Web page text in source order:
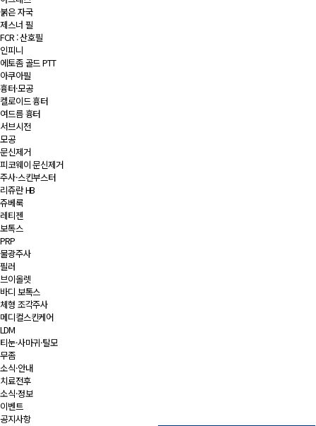
붉은 자국
제스너 필
FCR : 산호필
인피니
에토좀 골드 PTT
아쿠아필
흉터·모공
켈로이드 흉터
여드름 흉터
서브시전
모공
문신제거
피코웨이 문신제거
주사·스킨부스터
리쥬란 HB
쥬베룩
레티젠
보톡스
PRP
물광주사
필러
브이올렛
바디 보톡스
체형 조각주사
메디컬스킨케어
LDM
티눈·사마귀·탈모
무좀
소식·안내
치료전후
소식·정보
이벤트
공지사항